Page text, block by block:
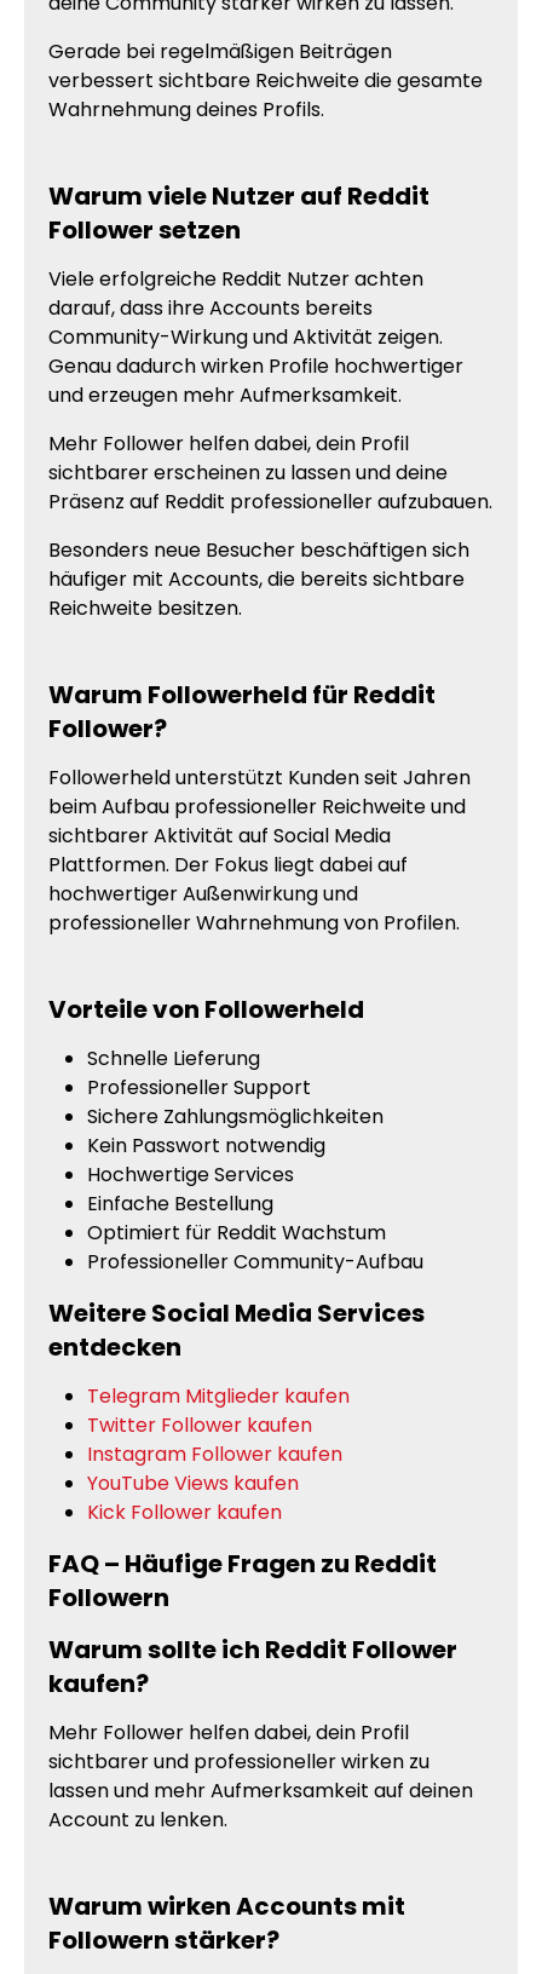
Gerade bei regelmäßigen Beiträgen
verbessert sichtbare Reichweite die gesamte
Wahrnehmung deines Profils.
Warum viele Nutzer auf Reddit
Follower setzen
Viele erfolgreiche Reddit Nutzer achten
darauf, dass ihre Accounts bereits
Community-Wirkung und Aktivität zeigen.
Genau dadurch wirken Profile hochwertiger
und erzeugen mehr Aufmerksamkeit.
Mehr Follower helfen dabei, dein Profil
sichtbarer erscheinen zu lassen und deine
Präsenz auf Reddit professioneller aufzubauen.
Besonders neue Besucher beschäftigen sich
häufiger mit Accounts, die bereits sichtbare
Reichweite besitzen.
Warum Followerheld für Reddit
Follower?
Followerheld unterstützt Kunden seit Jahren
beim Aufbau professioneller Reichweite und
sichtbarer Aktivität auf Social Media
Plattformen. Der Fokus liegt dabei auf
hochwertiger Außenwirkung und
professioneller Wahrnehmung von Profilen.
Vorteile von Followerheld
Schnelle Lieferung
Professioneller Support
Sichere Zahlungsmöglichkeiten
Kein Passwort notwendig
Hochwertige Services
Einfache Bestellung
Optimiert für Reddit Wachstum
Professioneller Community-Aufbau
Weitere Social Media Services
entdecken
Telegram Mitglieder kaufen
Twitter Follower kaufen
Instagram Follower kaufen
YouTube Views kaufen
Kick Follower kaufen
FAQ – Häufige Fragen zu Reddit
Followern
Warum sollte ich Reddit Follower
kaufen?
Mehr Follower helfen dabei, dein Profil
sichtbarer und professioneller wirken zu
lassen und mehr Aufmerksamkeit auf deinen
Account zu lenken.
Warum wirken Accounts mit
Followern stärker?